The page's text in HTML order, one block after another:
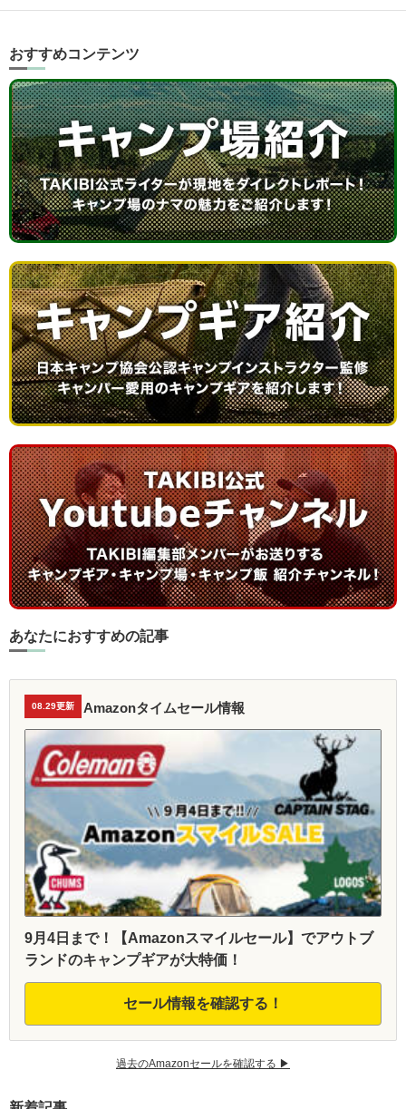
おすすめコンテンツ
あなたにおすすめの記事
08.29更新 Amazonタイムセール情報
9月4日まで！【Amazonスマイルセール】でアウトブ
ランドのキャンプギアが大特価！
セール情報を確認する！
過去のAmazonセールを確認する ▶︎